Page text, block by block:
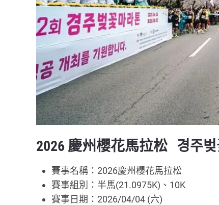
2026 慶州櫻花馬拉松 경주벚
賽事名稱：2026慶州櫻花馬拉松
賽事組別：半馬(21.0975K)、10K
賽事日期：2026/04/04 (六)